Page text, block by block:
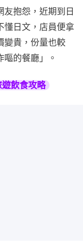
友抱怨，近期到日
懂日文，店員便拿
變貴，份量也較
的餐廳」。
飲食攻略